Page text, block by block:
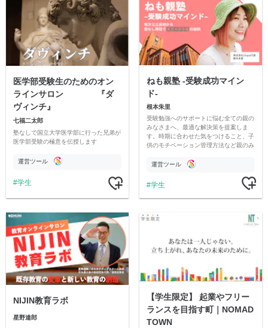
医学部受験生のためのオン
ラインサロン 『ダ
ヴィンチ』
七福二太郎
塾なしで国立大学医学部に行った兄弟が
医学部受験の極意を伝授します
運営ツール
学生
ねも親塾 -受験成功マイン
ド-
根本朱里
受験勉強へのサポートに悩む全ての親の
みなさまへ、最適な解決策を提案しま
す。時期に合わせた気をつけること、子
供のモチベーション管理方法など親のみ
信します。
運営ツール
学生
NIJIN教育ラボ
星野達郎
【学生限定】 起業やフリー
ランスを目指す町｜NOMAD
TOWN